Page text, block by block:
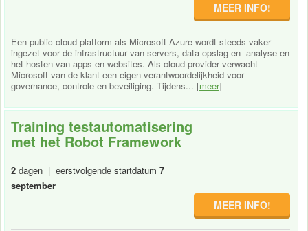
MEER INFO!
Een public cloud platform als Microsoft Azure wordt steeds vaker
ingezet voor de infrastructuur van servers, data opslag en -analyse en
het hosten van apps en websites. Als cloud provider verwacht
Microsoft van de klant een eigen verantwoordelijkheid voor
governance, controle en beveiliging. Tijdens... [meer]
Training testautomatisering
met het Robot Framework
2 dagen | eerstvolgende startdatum 7
september
MEER INFO!